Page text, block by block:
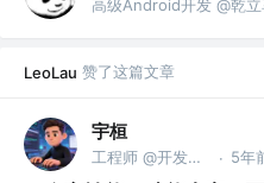
LeoLau 赞了这篇文章
宇桓
工程师 @开发者如是说 · 5年